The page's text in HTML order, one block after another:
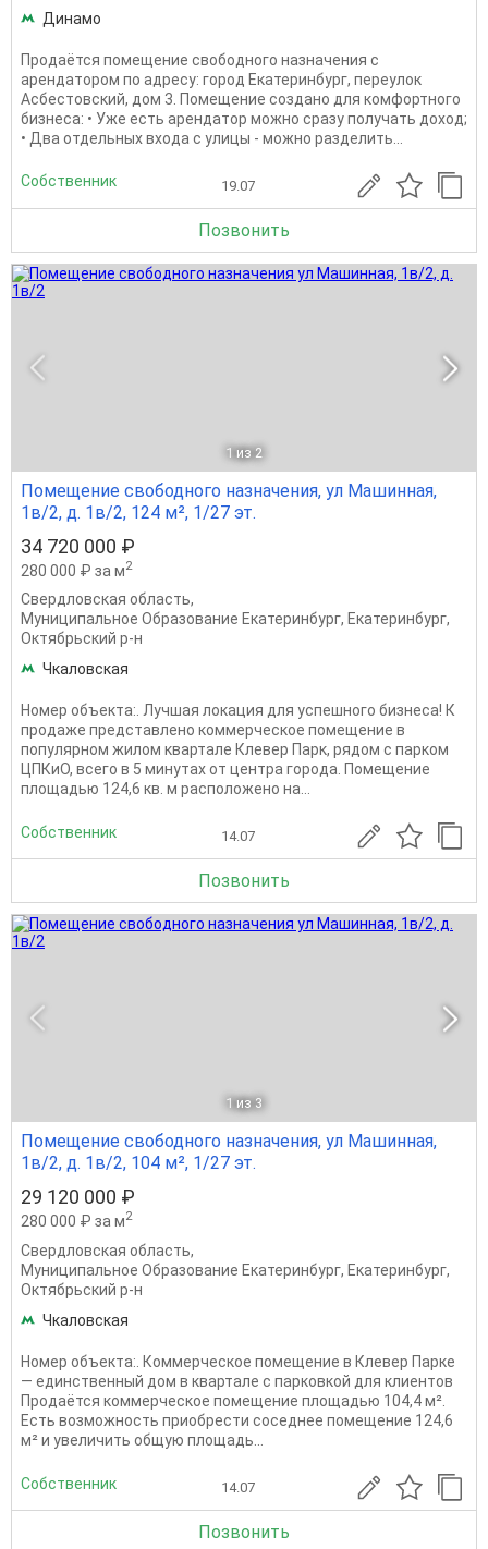
Динамо
Продаётся помещение свободного назначения с
арендатором по адресу: город Екатеринбург, переулок
Асбестовский, дом 3. Помещение создано для комфортного
бизнеса: • Уже есть арендатор можно сразу получать доход;
• Два отдельных входа с улицы - можно разделить...
Собственник 19.07
Позвонить
1 из 2
Помещение свободного назначения, ул Машинная,
1в/2, д. 1в/2, 124 м², 1/27 эт.
34 720 000 ₽
280 000 ₽ за м2
Свердловская область,
Муниципальное Образование Екатеринбург, Екатеринбург,
Октябрьский р-н
Чкаловская
Номер объекта:. Лучшая локация для успешного бизнеса! К
продаже представлено коммерческое помещение в
популярном жилом квартале Клевер Парк, рядом с парком
ЦПКиО, всего в 5 минутах от центра города. Помещение
площадью 124,6 кв. м расположено на...
Собственник 14.07
Позвонить
1 из 3
Помещение свободного назначения, ул Машинная,
1в/2, д. 1в/2, 104 м², 1/27 эт.
29 120 000 ₽
280 000 ₽ за м2
Свердловская область,
Муниципальное Образование Екатеринбург, Екатеринбург,
Октябрьский р-н
Чкаловская
Номер объекта:. Коммерческое помещение в Клевер Парке
— единственный дом в квартале с парковкой для клиентов
Продаётся коммерческое помещение площадью 104,4 м².
Есть возможность приобрести соседнее помещение 124,6
м² и увеличить общую площадь...
Собственник 14.07
Позвонить